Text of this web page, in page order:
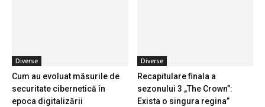
Diverse
Cum au evoluat măsurile de
securitate cibernetică în
epoca digitalizării
Diverse
Recapitulare finala a
sezonului 3 „The Crown”:
Exista o singura regina”